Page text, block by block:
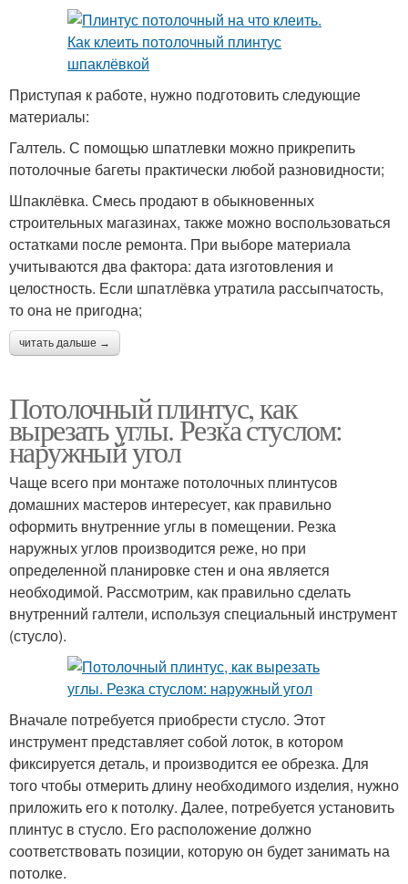
Приступая к работе, нужно подготовить следующие
материалы:
Галтель. С помощью шпатлевки можно прикрепить
потолочные багеты практически любой разновидности;
Шпаклёвка. Смесь продают в обыкновенных
строительных магазинах, также можно воспользоваться
остатками после ремонта. При выборе материала
учитываются два фактора: дата изготовления и
целостность. Если шпатлёвка утратила рассыпчатость,
то она не пригодна;
читать дальше →
Потолочный плинтус, как
вырезать углы. Резка стуслом:
наружный угол
Чаще всего при монтаже потолочных плинтусов
домашних мастеров интересует, как правильно
оформить внутренние углы в помещении. Резка
наружных углов производится реже, но при
определенной планировке стен и она является
необходимой. Рассмотрим, как правильно сделать
внутренний галтели, используя специальный инструмент
(стусло).
Вначале потребуется приобрести стусло. Этот
инструмент представляет собой лоток, в котором
фиксируется деталь, и производится ее обрезка. Для
того чтобы отмерить длину необходимого изделия, нужно
приложить его к потолку. Далее, потребуется установить
плинтус в стусло. Его расположение должно
соответствовать позиции, которую он будет занимать на
потолке.